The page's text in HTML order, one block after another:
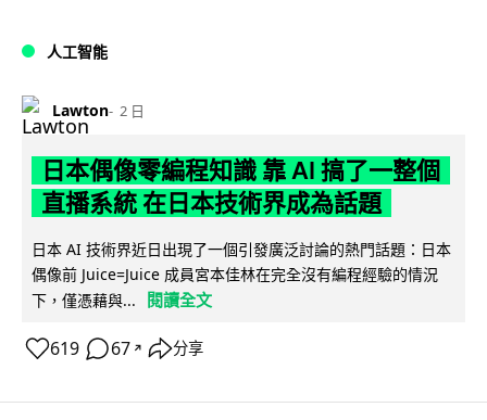
人工智能
Lawton 2 日
日本偶像零編程知識 靠 AI 搞了一整個
直播系統 在日本技術界成為話題
日本 AI 技術界近日出現了一個引發廣泛討論的熱門話題：日本
偶像前 Juice=Juice 成員宮本佳林在完全沒有編程經驗的情況
下，僅憑藉與...
閱讀全文
619 67 ↗ 分享